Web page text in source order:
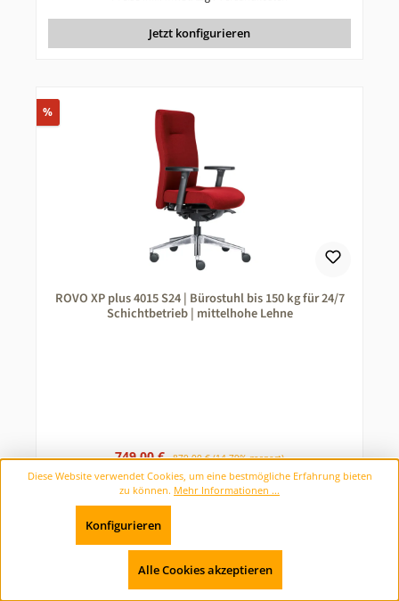
Jetzt konfigurieren
%Rabatt
ROVO XP plus 4015 S24 | Bürostuhl bis 150 kg für 24/7
Schichtbetrieb | mittelhohe Lehne
Verkaufspreis:
749,00 € 879,00 € (14.79% gespart)
Preise inkl. MwSt. zzgl. Versandkosten
Jetzt konfigurieren
Diese Website verwendet Cookies, um eine bestmögliche Erfahrung bieten
zu können. Mehr Informationen ...
Konfigurieren
Alle Cookies akzeptieren